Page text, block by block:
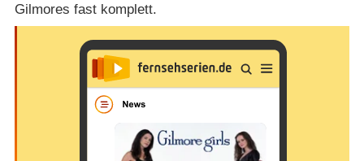
Gilmores fast komplett.